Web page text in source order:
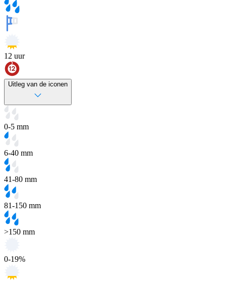
12 uur
Uitleg van de iconen
0-5 mm
6-40 mm
41-80 mm
81-150 mm
>150 mm
0-19%